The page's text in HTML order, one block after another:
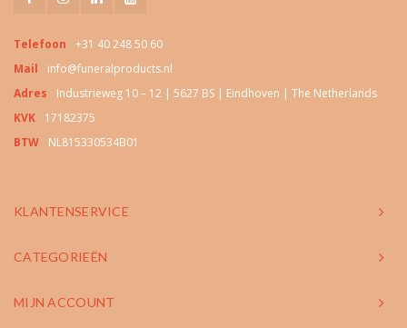
Telefoon
+31 40 248 50 60
Mail
info@funeralproducts.nl
Adres
Industrieweg 10 – 12 | 5627 BS | Eindhoven | The Netherlands
KVK
17182375
BTW
NL815330534B01
KLANTENSERVICE
CATEGORIEËN
MIJN ACCOUNT